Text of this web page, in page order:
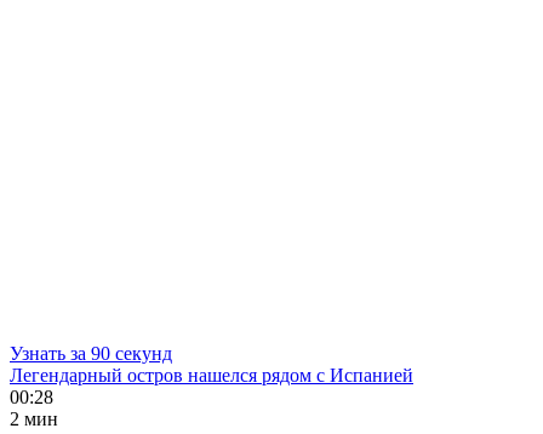
Узнать за 90 секунд
Легендарный остров нашелся рядом с Испанией
00:28
2 мин